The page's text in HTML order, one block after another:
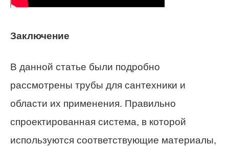
Заключение
В данной статье были подробно
рассмотрены трубы для сантехники и
области их применения. Правильно
спроектированная система, в которой
используются соответствующие материалы,